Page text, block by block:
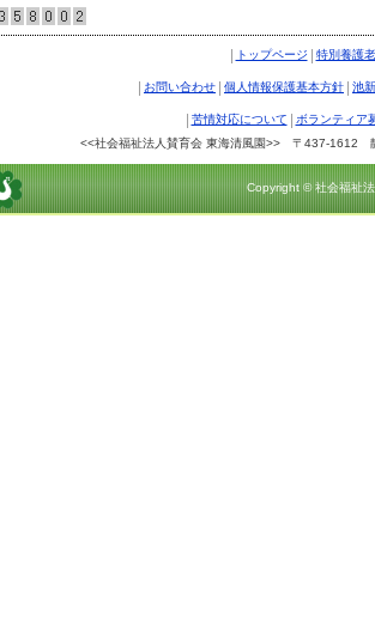
トップページ 特別養護
お問い合わせ 個人情報保護基本方針 池
苦情対応について
ボランティア
<<社会福祉法人賛育会 東海清風園>> 〒437-1612
Copyright © 社会福祉